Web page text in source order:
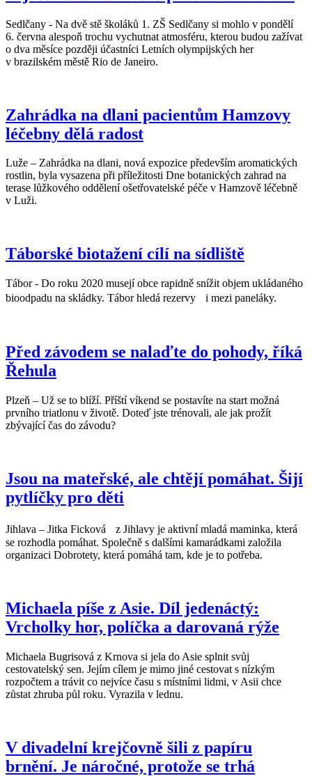
Sedlčany - Na dvě stě školáků 1. ZŠ Sedlčany si mohlo v pondělí
6. června alespoň trochu vychutnat atmosféru, kterou budou zažívat
o dva měsíce později účastníci Letních olympijských her
v brazilském městě Rio de Janeiro.
Zahrádka na dlani pacientům Hamzovy
léčebny dělá radost
Luže – Zahrádka na dlani, nová expozice především aromatických
rostlin, byla vysazena při příležitosti Dne botanických zahrad na
terase lůžkového oddělení ošetřovatelské péče v Hamzově léčebně
v Luži.
Táborské biotažení cílí na sídliště
Tábor - Do roku 2020 musejí obce rapidně snížit objem ukládaného
bioodpadu na skládky. Tábor hledá rezervy i mezi paneláky.
Před závodem se nalaďte do pohody, říká
Řehula
Plzeň – Už se to blíží. Příští víkend se postavíte na start možná
prvního triatlonu v životě. Doteď jste trénovali, ale jak prožít
zbývající čas do závodu?
Jsou na mateřské, ale chtějí pomáhat. Šijí
pytlíčky pro děti
Jihlava – Jitka Ficková z Jihlavy je aktivní mladá maminka, která
se rozhodla pomáhat. Společně s dalšími kamarádkami založila
organizaci Dobrotety, která pomáhá tam, kde je to potřeba.
Michaela píše z Asie. Díl jedenáctý:
Vrcholky hor, políčka a darovaná rýže
Michaela Bugrisová z Krnova si jela do Asie splnit svůj
cestovatelský sen. Jejím cílem je mimo jiné cestovat s nízkým
rozpočtem a trávit co nejvíce času s místními lidmi, v Asii chce
zůstat zhruba půl roku. Vyrazila v lednu.
V divadelní krejčovně šili z papíru
brnění. Je náročné, protože se trhá